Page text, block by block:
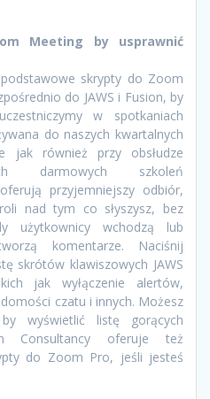
Meeting by usprawnić
skrypty do Zoom
do JAWS i Fusion, by
w spotkaniach
do naszych kwartalnych
jak również przy obsłudze
darmowych szkoleń
przyjemniejszy odbiór,
nad tym co słyszysz, bez
użytkownicy wchodzą lub
komentarze. Naciśnij
skrótów klawiszowych JAWS
jak wyłączenie alertów,
czatu i innych. Możesz
wyświetlić listę gorących
Consultancy oferuje też
do Zoom Pro, jeśli jesteś